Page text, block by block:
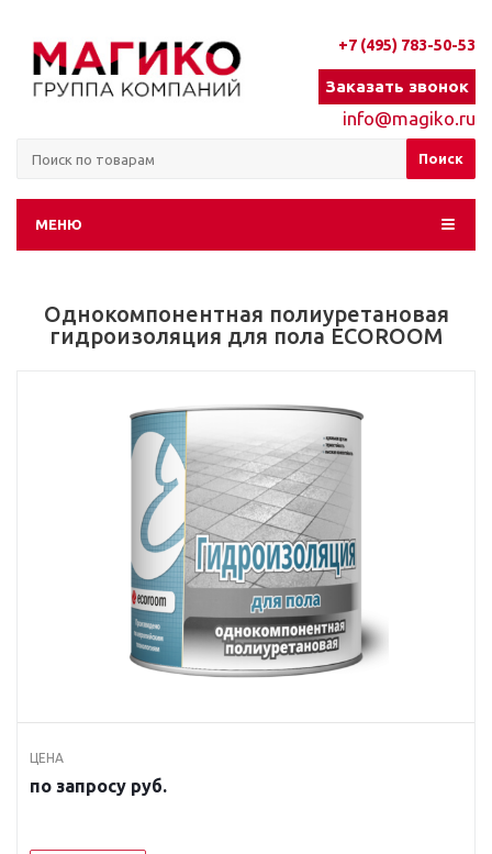
+7 (495) 783-50-53
Заказать звонок
info@magiko.ru
МЕНЮ
Однокомпонентная полиуретановая
гидроизоляция для пола ECOROOM
ЦЕНА
по запросу руб.